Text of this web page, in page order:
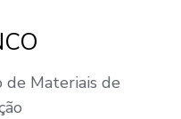
de Materiais de